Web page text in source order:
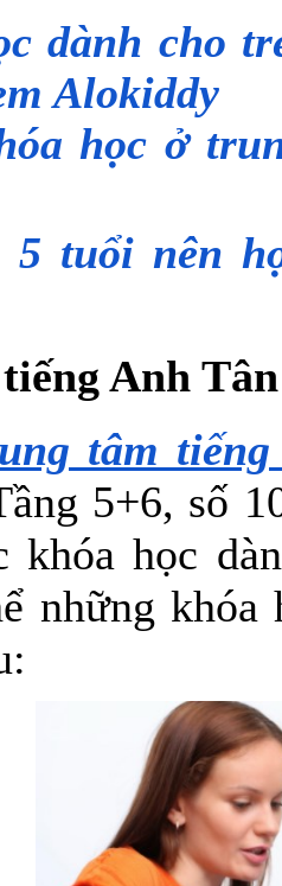
dành cho
Alokiddy
học ở
5 tuổi nên
Anh
tâm
5+6, số
khóa học
những